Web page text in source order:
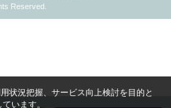
Reserved.
状況把握、サービス向上検討を目的と
います。